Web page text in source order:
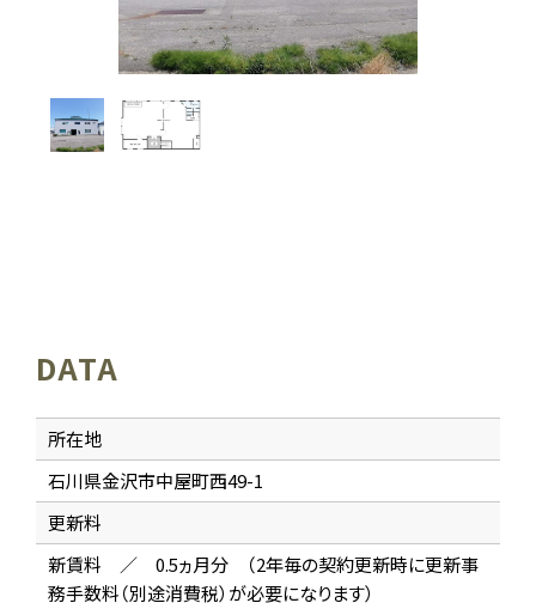
DATA
所在地
石川県金沢市中屋町西49-1
更新料
新賃料 ／ 0.5ヵ月分 （2年毎の契約更新時に更新事
務手数料（別途消費税）が必要になります）